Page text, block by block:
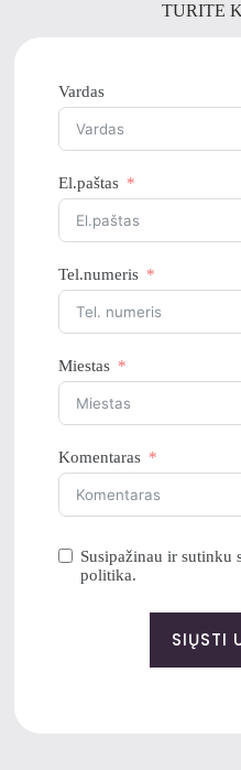
TURITE
Vardas
El.paštas
Tel.numeris
Miestas
Komentaras
Susipažinau ir sutinku
politika.
SIŲSTI